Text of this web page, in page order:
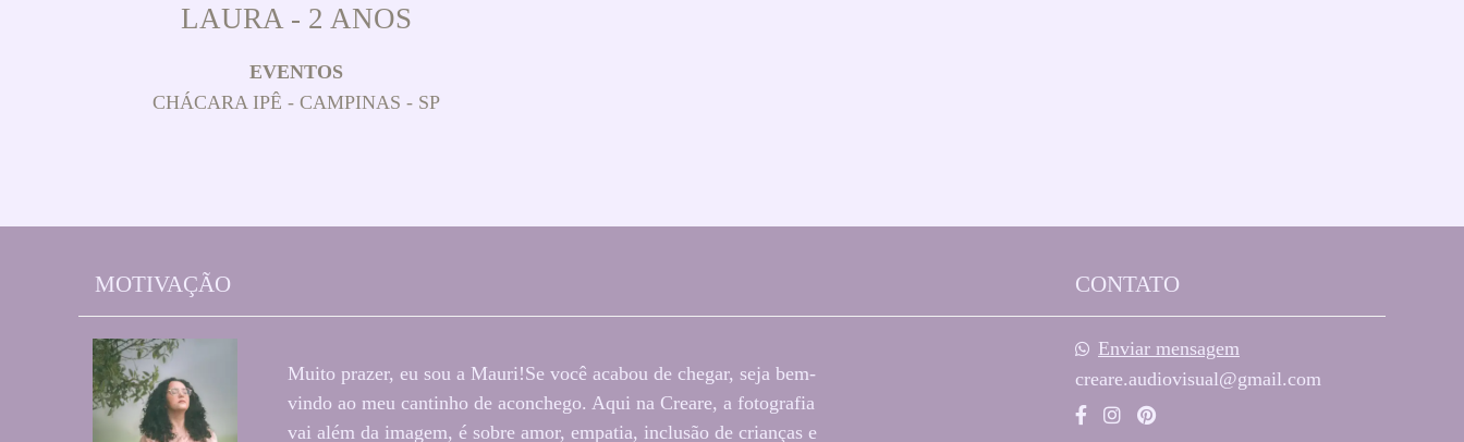
LAURA - 2 ANOS
EVENTOS
CHÁCARA IPÊ - CAMPINAS - SP
MOTIVAÇÃO
Muito prazer, eu sou a Mauri!Se você acabou de chegar, seja bem-
vindo ao meu cantinho de aconchego. Aqui na Creare, a fotografia
vai além da imagem, é sobre amor, empatia, inclusão de crianças e
CONTATO
Enviar mensagem
creare.audiovisual@gmail.com